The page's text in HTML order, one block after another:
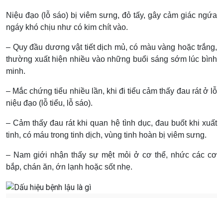
Niệu đạo (lỗ sáo) bị viêm sưng, đỏ tấy, gây cảm giác ngứa
ngáy khó chịu như có kim chít vào.
– Quy đầu dương vật tiết dịch mủ, có màu vàng hoặc trắng,
thường xuất hiện nhiều vào những buổi sáng sớm lúc bình
minh.
– Mắc chứng tiểu nhiều lần, khi đi tiểu cảm thấy đau rát ở lỗ
niệu đạo (lỗ tiểu, lỗ sáo).
– Cảm thấy đau rát khi quan hệ tình dục, đau buốt khi xuất
tinh, có máu trong tinh dịch, vùng tinh hoàn bị viêm sưng.
– Nam giới nhận thấy sự mệt mỏi ở cơ thể, nhức các cơ
bắp, chán ăn, ớn lạnh hoặc sốt nhẹ.